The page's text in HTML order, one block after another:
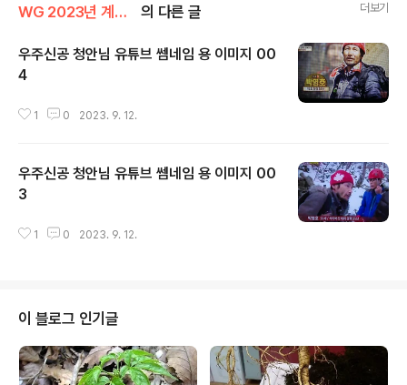
WG 2023년 계묘년 기록 의 다른 글 더보기
우주신공 청안님 유튜브 쎔네임 용 이미지 00
4
1 0 2023. 9. 12.
우주신공 청안님 유튜브 쎔네임 용 이미지 00
3
1 0 2023. 9. 12.
이 블로그 인기글